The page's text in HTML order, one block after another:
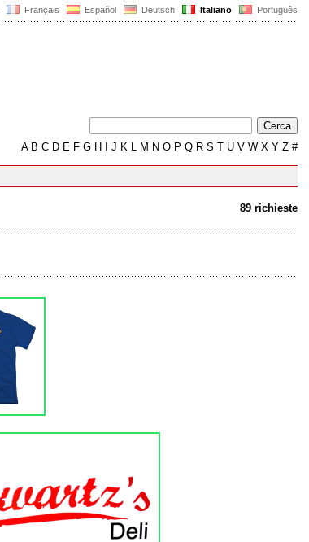
Français Español Deutsch Italiano Português
AB C D E F G H J K L M N O P Q R S T U V W X Y Z #
89 richieste